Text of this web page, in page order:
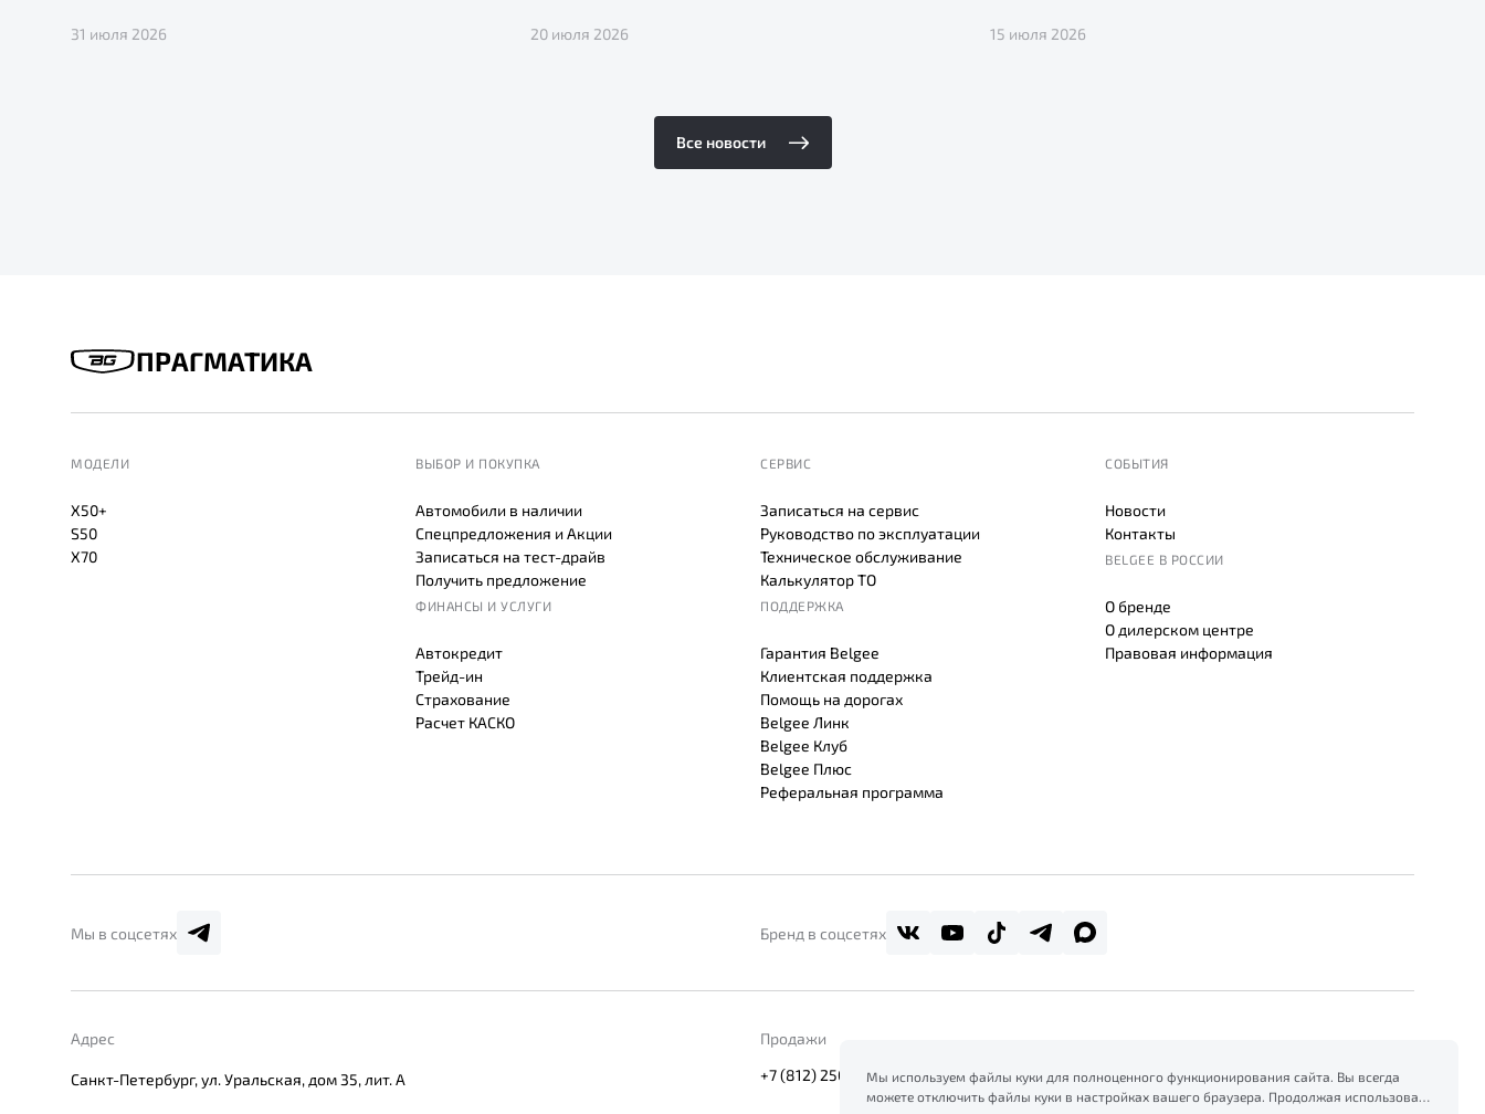
31 июля 2026 20 июля 2026 15 июля 2026
Все новости
ПРАГМАТИКА
МОДЕЛИ
X50+
S50
X70
ВЫБОР И ПОКУПКА
Автомобили в наличии
Спецпредложения и Акции
Записаться на тест-драйв
Получить предложение
ФИНАНСЫ И УСЛУГИ
Автокредит
Трейд-ин
Страхование
Расчет КАСКО
СЕРВИС
Записаться на сервис
Руководство по эксплуатации
Техническое обслуживание
Калькулятор ТО
ПОДДЕРЖКА
Гарантия Belgee
Клиентская поддержка
Помощь на дорогах
Belgee Линк
Belgee Клуб
Belgee Плюс
Реферальная программа
СОБЫТИЯ
Новости
Контакты
BELGEE В РОССИИ
О бренде
О дилерском центре
Правовая информация
Мы в соцсетях Бренд в соцсетях
Адрес
Санкт-Петербург, ул. Уральская, дом 35, лит. А
Продажи
+7 (812) 250-46-79Мы используем файлы куки для полноценного функционирования сайта. Вы всегда
можете отключить файлы куки в настройках вашего браузера. Продолжая использовать